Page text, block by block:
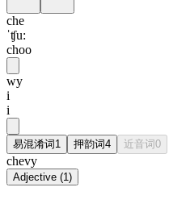
che
ˈʧu:
choo
wy
i
i
易混淆词1 押韵词4 近音词0
chevy
Adjective (1)